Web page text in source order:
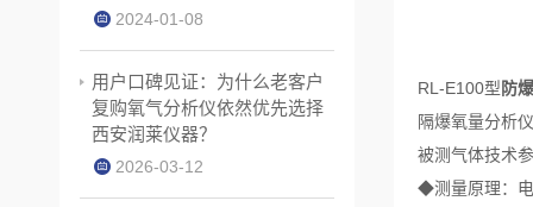
RL-E100型防
隔爆氧量分析
被测气体技术
◆测量原理：
2024-01-08
用户口碑见证：为什么老客户
复购氧气分析仪依然优先选择
西安润莱仪器？
2026-03-12